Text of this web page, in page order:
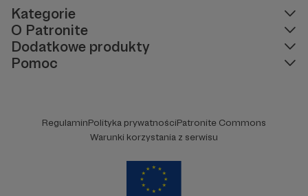
Kategorie
O Patronite
Dodatkowe produkty
Pomoc
RegulaminPolityka prywatnościPatronite Commons
Warunki korzystania z serwisu